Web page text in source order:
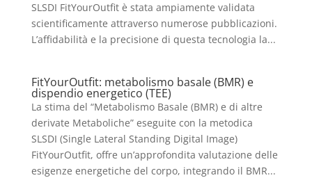
SLSDI FitYourOutfit è stata ampiamente validata
scientificamente attraverso numerose pubblicazioni.
L’affidabilità e la precisione di questa tecnologia la...
FitYourOutfit: metabolismo basale (BMR) e
dispendio energetico (TEE)
La stima del “Metabolismo Basale (BMR) e di altre
derivate Metaboliche” eseguite con la metodica
SLSDI (Single Lateral Standing Digital Image)
FitYourOutfit, offre un’approfondita valutazione delle
esigenze energetiche del corpo, integrando il BMR...